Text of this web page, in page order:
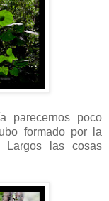
parecernos poco
formado por la
Largos las cosas